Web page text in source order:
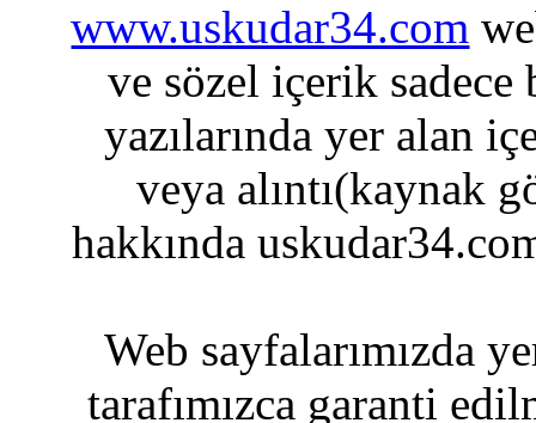
www.uskudar34.com
ve sözel içerik sadece
yazılarında yer alan
veya alıntı(kaynak
hakkında
Web sayfalarımızda
tarafımızca garanti